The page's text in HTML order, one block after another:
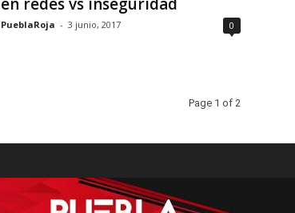
en redes vs inseguridad
PueblaRoja - 3 junio, 2017 0
Page 1 of 2